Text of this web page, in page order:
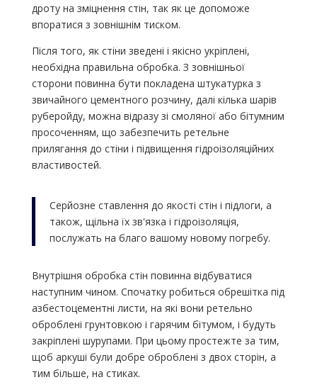
дроту на зміцнення стін, так як це допоможе
впоратися з зовнішнім тиском.
Після того, як стіни зведені і якісно укріплені,
необхідна правильна обробка. З зовнішньої
сторони повинна бути покладена штукатурка з
звичайного цементного розчину, далі кілька шарів
руберойду, можна відразу зі смоляної або бітумним
просоченням, що забезпечить ретельне
прилягання до стіни і підвищення гідроізоляційних
властивостей.
Серйозне ставлення до якості стін і підлоги, а
також, щільна їх зв'язка і гідроізоляція,
послужать на благо вашому новому погребу.
Внутрішня обробка стін повинна відбуватися
наступним чином. Спочатку робиться обрешітка під
азбестоцементні листи, на які вони ретельно
оброблені грунтовкою і гарячим бітумом, і будуть
закріплені шурупами. При цьому простежте за тим,
щоб аркуші були добре оброблені з двох сторін, а
тим більше, на стиках.